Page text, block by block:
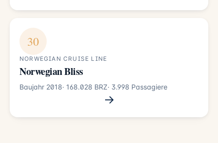
30
NORWEGIAN CRUISE LINE
Norwegian Bliss
Baujahr 2018· 168.028 BRZ· 3.998 Passagiere
→